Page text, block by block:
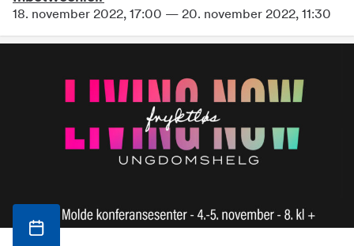
18. november 2022, 17:00 — 20. november 2022, 11:30